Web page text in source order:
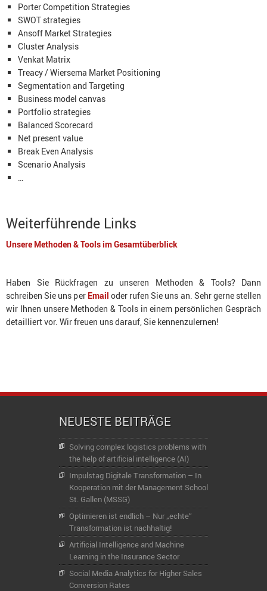
Porter Competition Strategies
SWOT strategies
Ansoff Market Strategies
Cluster Analysis
Venkat Matrix
Treacy / Wiersema Market Positioning
Segmentation and Targeting
Business model canvas
Portfolio strategies
Balanced Scorecard
Net present value
Break Even Analysis
Scenario Analysis
Weiterführende Links
Unsere Methoden & Tools im Gesamtüberblick
Haben Sie Rückfragen zu unseren Methoden & Tools? Dann
schreiben Sie uns per Email oder rufen Sie uns an. Sehr gerne stellen
wir Ihnen unsere Methoden & Tools in einem persönlichen Gespräch
detailliert vor. Wir freuen uns darauf, Sie kennenzulernen!
NEUESTE BEITRÄGE
Solving complex logistics problems with
the help of artificial intelligence (AI)
Impulstag Digitale Transformation – In
Kooperation mit der Management School
St. Gallen (MSSG)
Optimieren ist endlich – Nur „echte“
Transformation ist nachhaltig!
Artificial Intelligence and Machine
Learning in the Insurance Sector
Social Media Analytics for Higher Sales
Conversion Rates